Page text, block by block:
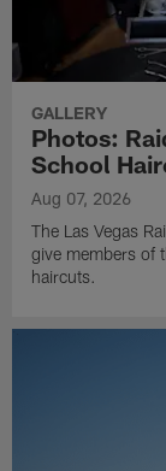
GALLERY
Photos:
School
Aug 07, 2026
The Las Vegas
give members of
haircuts.